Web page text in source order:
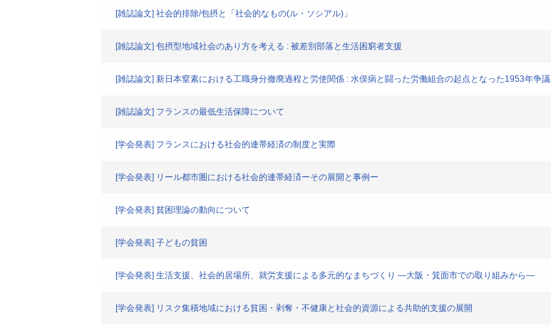
[雑誌論文] 社会的排除/包摂と「社会的なもの(ル・ソシアル)」
[雑誌論文] 包摂型地域社会のあり方を考える : 被差別部落と生活困窮者支援
[雑誌論文] 新日本窒素における工職身分撤廃過程と労使関係 : 水俣病と闘った労働組合の起点となった1953年争議
[雑誌論文] フランスの最低生活保障について
[学会発表] フランスにおける社会的連帯経済の制度と実際
[学会発表] リール都市圏における社会的連帯経済ーその展開と事例ー
[学会発表] 貧困理論の動向について
[学会発表] 子どもの貧困
[学会発表] 生活支援、社会的居場所、就労支援による多元的なまちづくり ―大阪・箕面市での取り組みから―
[学会発表] リスク集積地域における貧困・剥奪・不健康と社会的資源による共助的支援の展開